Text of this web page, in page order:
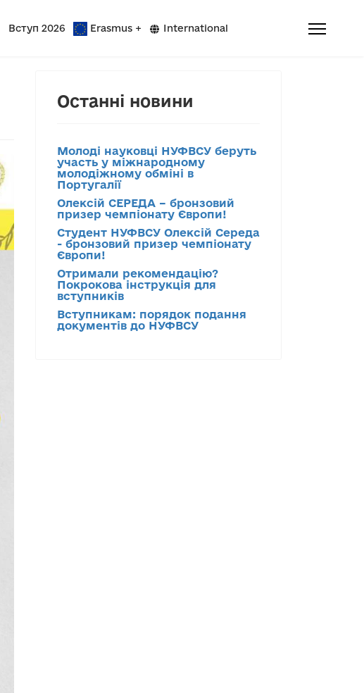
Вступ 2026 Erasmus + International
Останні новини
Молоді науковці НУФВСУ беруть
участь у міжнародному
молодіжному обміні в
Португалії
Олексій СЕРЕДА – бронзовий
призер чемпіонату Європи!
Студент НУФВСУ Олексій Середа
- бронзовий призер чемпіонату
Європи!
Отримали рекомендацію?
Покрокова інструкція для
вступників
Вступникам: порядок подання
документів до НУФВСУ